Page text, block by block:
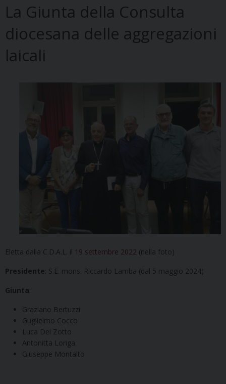
La Giunta della Consulta
diocesana delle aggregazioni
laicali
Eletta dalla C.D.A.L. il 19 settembre 2022 (nella foto)
Presidente : S.E. mons. Riccardo Lamba (dal 5 maggio 2024)
Giunta
Graziano Bertuzzi
Guglielmo Cocco
Luca Del Zotto
Antonitta Loriga
Giuseppe Montalto